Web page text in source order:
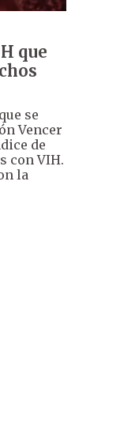
que
se
Vencer
de
con VIH.
la